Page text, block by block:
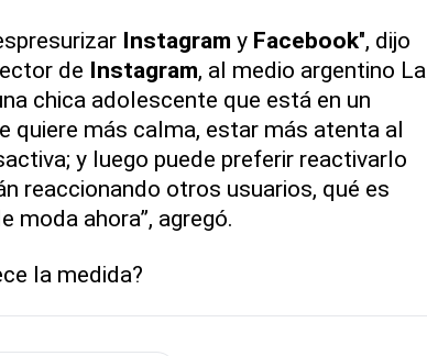
Instagram y Facebook", dijo
de Instagram, al medio argentino La
chica adolescente que está en un
quiere más calma, estar más atenta al
y luego puede preferir reactivarlo
reaccionando otros usuarios, qué es
moda ahora”, agregó.
la medida?